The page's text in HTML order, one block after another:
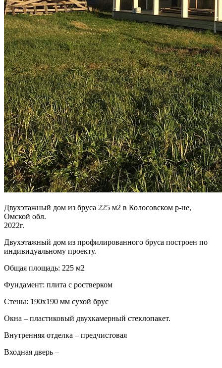
Двухэтажный дом из бруса 225 м2 в Колосовском р-не,
Омской обл.
2022г.
Двухэтажный дом из профилированного бруса построен по
индивидуальному проекту.
Общая площадь: 225 м2
Фундамент: плита с ростверком
Стены: 190х190 мм сухой брус
Окна – пластиковый двухкамерный стеклопакет.
Внутренняя отделка – предчистовая
Входная дверь –